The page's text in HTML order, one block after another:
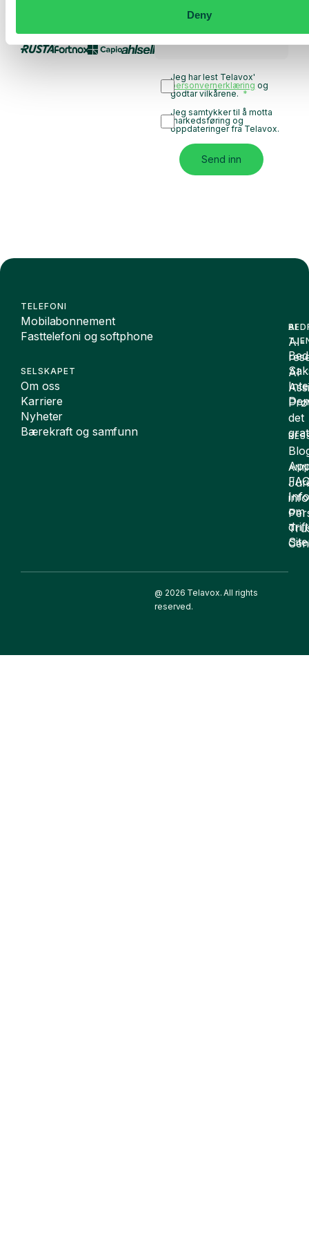
Deny
Basert på 430 anmeldelser
Jeg har lest Telavox'
personvernerklæring og
godtar vilkårene.
Jeg samtykker til å motta
markedsføring og
oppdateringer fra Telavox.
Send inn
TELEFONI
Mobilabonnement
Fasttelefoni og softphone
SELSKAPET
Om oss
Karriere
Nyheter
Bærekraft og samfunn
om
drift
AI
AI-
AI
det
@ 2026 Telavox. All rights
reserved.